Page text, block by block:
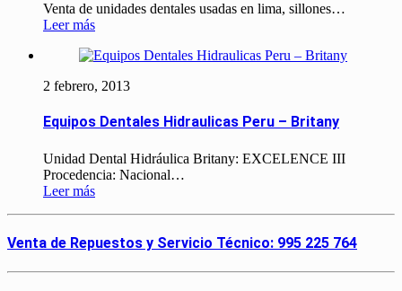
Venta de unidades dentales usadas en lima, sillones…
Leer más
2 febrero, 2013
Equipos Dentales Hidraulicas Peru – Britany
Unidad Dental Hidráulica Britany: EXCELENCE III
Procedencia: Nacional…
Leer más
Venta de Repuestos y Servicio Técnico: 995 225 764